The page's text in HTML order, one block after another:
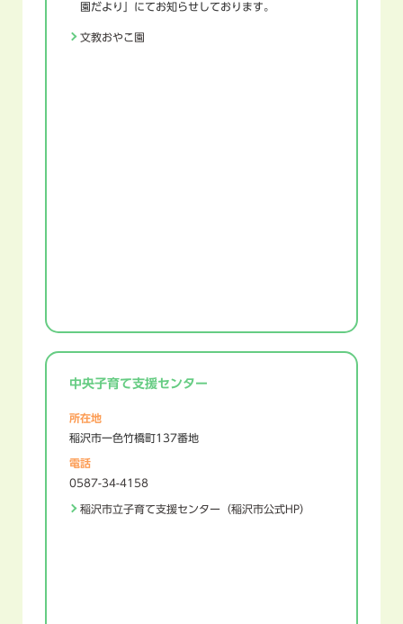
園だより」にてお知らせしております。
文教おやこ園
中央子育て支援センター
所在地
稲沢市一色竹橋町137番地
電話
0587-34-4158
稲沢市立子育て支援センター（稲沢市公式HP）